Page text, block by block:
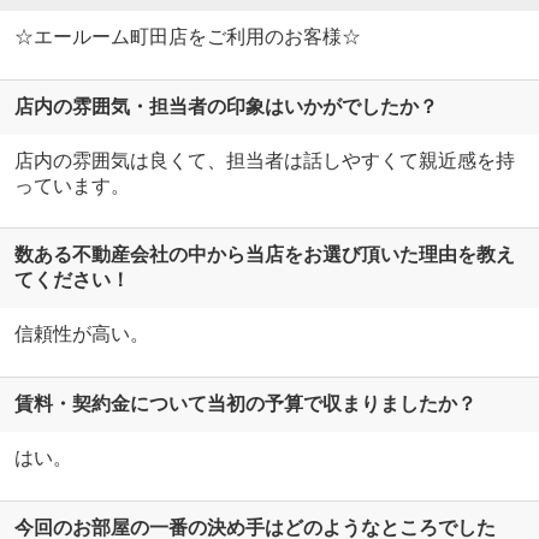
☆エールーム町田店をご利用のお客様☆
店内の雰囲気・担当者の印象はいかがでしたか？
店内の雰囲気は良くて、担当者は話しやすくて親近感を持
っています。
数ある不動産会社の中から当店をお選び頂いた理由を教え
てください！
信頼性が高い。
賃料・契約金について当初の予算で収まりましたか？
はい。
今回のお部屋の一番の決め手はどのようなところでした